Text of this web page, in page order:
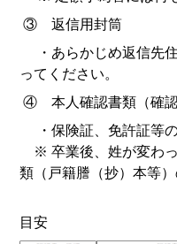
③ 返信用封筒
・あらかじめ返信先
ってください。
④ 本人確認書類（確認
・保険証、免許証等の
※ 卒業後、姓が変わ
類（戸籍謄（抄）本等
返信に必
目安